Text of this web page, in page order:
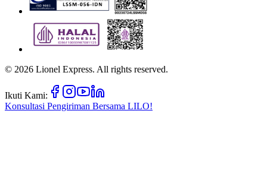
© 2026 Lionel Express. All rights reserved.
Ikuti Kami:
Konsultasi Pengiriman Bersama LILO!